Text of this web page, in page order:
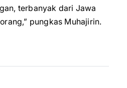
terbanyak dari Jawa
pungkas Muhajirin.